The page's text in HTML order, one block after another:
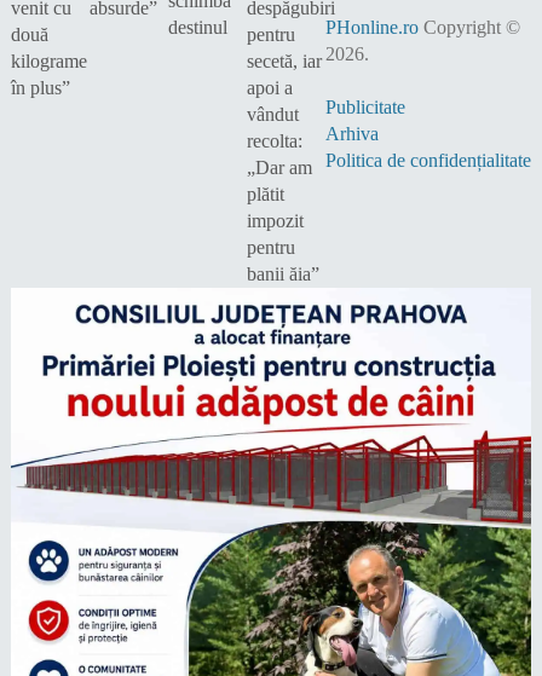
PHonline.roCopyright ©
2026.
Publicitate
Arhiva
Politica de confidențialitate